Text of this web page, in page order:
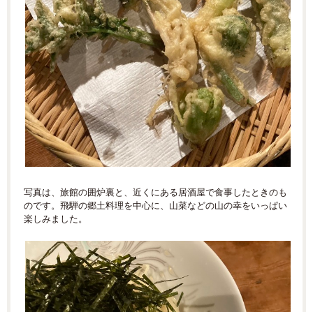
写真は、旅館の囲炉裏と、近くにある居酒屋で食事したときのも
のです。飛騨の郷土料理を中心に、山菜などの山の幸をいっぱい
楽しみました。